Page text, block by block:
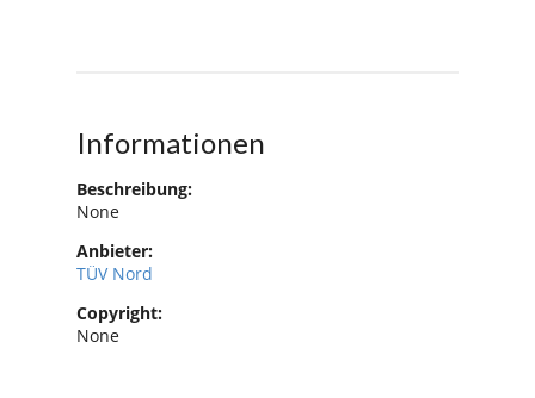
Informationen
Beschreibung:
None
Anbieter:
TÜV Nord
Copyright:
None